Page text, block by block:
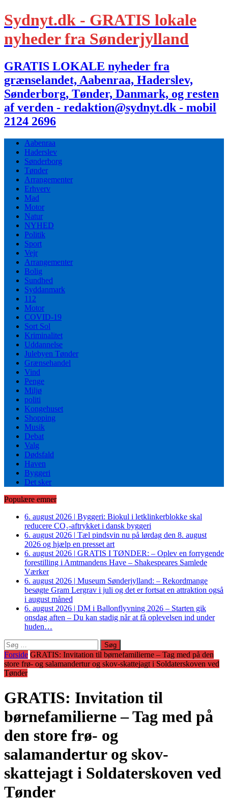
Sydnyt.dk - GRATIS lokale
nyheder fra Sønderjylland
GRATIS LOKALE nyheder fra
grænselandet, Aabenraa, Haderslev,
Sønderborg, Tønder, Danmark, og resten
af verden - redaktion@sydnyt.dk - mobil
2124 2696
Aabenraa
Haderslev
Sønderborg
Tønder
Arrangementer
Erhverv
Mad
Motor
Natur
NYHED
Politik
Sport
Vejr
Arrangementer
Bolig
Sundhed
Syddanmark
112
Motor
COVID-19
Sort Sol
Kriminalitet
Uddannelse
Julebyen Tønder
Grænsehandel
Vind
Penge
Miljø
politi
Kongehuset
Shopping
Musik
Debat
Valg
Dødsfald
Haven
Byggeri
Det sker
Populære emner
6. august 2026 | Byggeri: Biokul i letklinkerblokke skal
reducere CO₂-aftrykket i dansk byggeri
6. august 2026 | Tæl pindsvin nu på lørdag den 8. august
2026 og hjælp en presset art
6. august 2026 | GRATIS I TØNDER: – Oplev en forrygende
forestilling i Amtmandens Have – Shakespeares Samlede
Værker
6. august 2026 | Museum Sønderjylland: – Rekordmange
besøgte Gram Lergrav i juli og det er fortsat en attraktion også
i august måned
6. august 2026 | DM i Ballonflyvning 2026 – Starten gik
onsdag aften – Du kan stadig når at få oplevelsen ind under
huden…
Søg
efter:
Forside GRATIS: Invitation til børnefamilierne – Tag med på den
store frø- og salamandertur og skov-skattejagt i Soldaterskoven ved
Tønder
GRATIS: Invitation til
børnefamilierne – Tag med på
den store frø- og
salamandertur og skov-
skattejagt i Soldaterskoven ved
Tønder